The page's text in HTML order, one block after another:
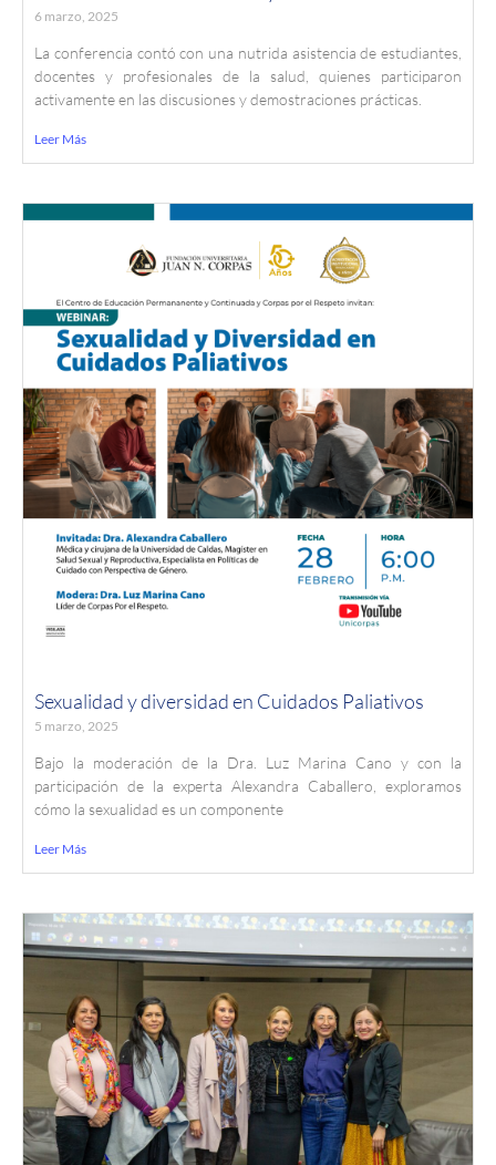
6 marzo, 2025
La conferencia contó con una nutrida asistencia de estudiantes,
docentes y profesionales de la salud, quienes participaron
activamente en las discusiones y demostraciones prácticas.
Leer Más
Sexualidad y diversidad en Cuidados Paliativos
5 marzo, 2025
Bajo la moderación de la Dra. Luz Marina Cano y con la
participación de la experta Alexandra Caballero, exploramos
cómo la sexualidad es un componente
Leer Más